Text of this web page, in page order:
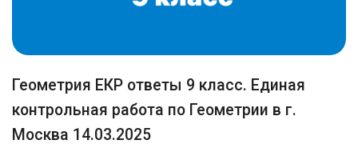
Геометрия ЕКР ответы 9 класс. Единая
контрольная работа по Геометрии в г.
Москва 14.03.2025